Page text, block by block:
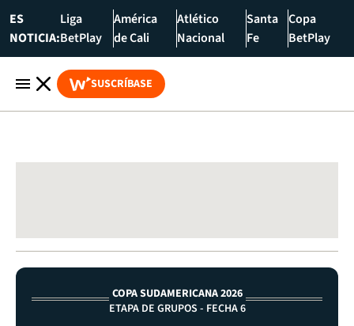
ES
NOTICIA:
Liga
BetPlay
América
de Cali
Atlético
Nacional
Santa
Fe
Copa
BetPlay
SUSCRÍBASE
COPA SUDAMERICANA 2026
ETAPA DE GRUPOS - FECHA 6